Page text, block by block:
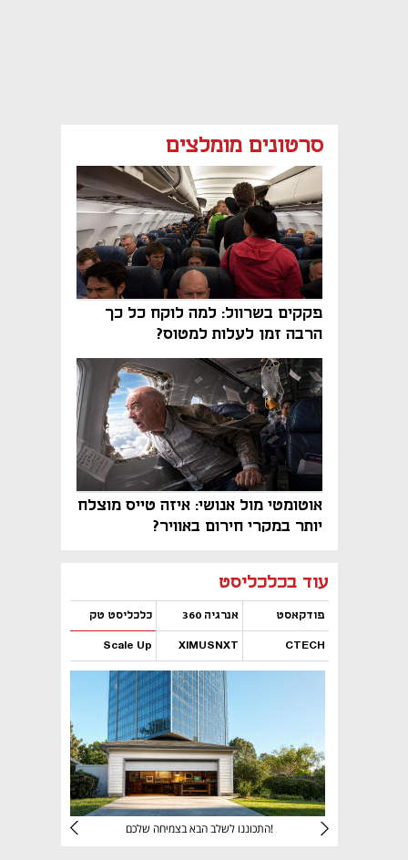
סרטונים מומלצים
פקקים בשרוול: למה לוקח כל כך
הרבה זמן לעלות למטוס?
אוטומטי מול אנושי: איזה טייס מוצלח
יותר במקרי חירום באוויר?
עוד בכלכליסט
פודקאסט אנרגיה 360 כלכליסט טק
CTECH
XIMUSNXT
Scale Up
נפתח בכרטיסייה חדשה
התכוננו לשלב הבא בצמיחה שלכם!
נפתח בכרטיסייה חדשה